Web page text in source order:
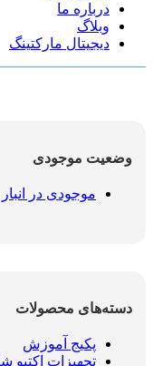
درباره ما
وبلاگ
دیجیتال مارکتینگ
وضعیت موجودی
موجودی در انبار
دسته‌های محصولات
پکیج آموزش
تجهیزات اکتیو